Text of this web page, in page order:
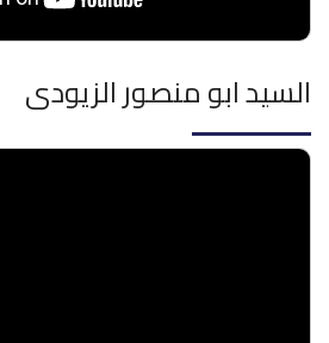
السيد ابو منصور الزيودى